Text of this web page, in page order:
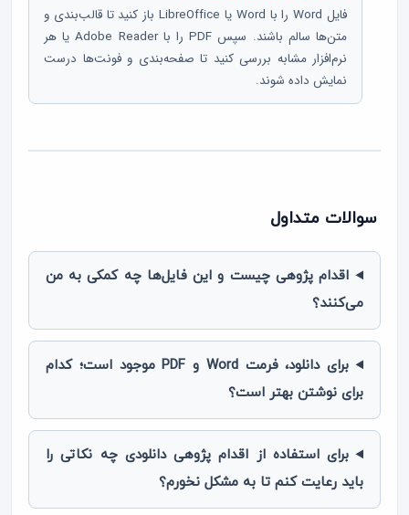
فایل Word را با Word یا LibreOffice باز کنید تا قالب‌بندی و
متن‌ها سالم باشند. سپس PDF را با Adobe Reader یا هر
نرم‌افزار مشابه بررسی کنید تا صفحه‌بندی و فونت‌ها درست
نمایش داده شوند.
سوالات متداول
اقدام پژوهی چیست و این فایل‌ها چه کمکی به من
می‌کنند؟
برای دانلود، فرمت Word و PDF موجود است؛ کدام
برای نوشتن بهتر است؟
برای استفاده از اقدام پژوهی دانلودی چه نکاتی را
باید رعایت کنم تا به مشکل نخورم؟